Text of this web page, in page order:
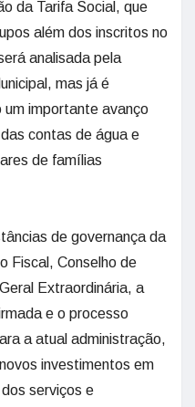
da Tarifa Social, que
além dos inscritos no
analisada pela
mas já é
importante avanço
contas de água e
de famílias
de governança da
Fiscal, Conselho de
Extraordinária, a
e o processo
a atual administração,
investimentos em
serviços e